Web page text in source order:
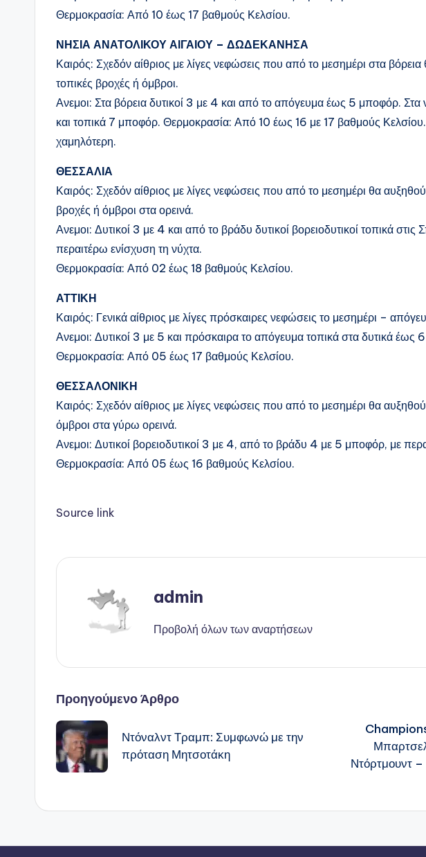
Θερμοκρασία: Από 10 έως 17 βαθμούς Κελσίου.
ΝΗΣΙΑ ΑΝΑΤΟΛΙΚΟΥ ΑΙΓΑΙΟΥ – ΔΩΔΕΚΑΝΗΣΑ
Καιρός: Σχεδόν αίθριος με λίγες νεφώσεις που από το μεσημέρι στα
τοπικές βροχές ή όμβροι.
Ανεμοι: Στα βόρεια δυτικοί 3 με 4 και από το απόγευμα έως 5 μποφόρ. Στα
και τοπικά 7 μποφόρ. Θερμοκρασία: Από 10 έως 16 με 17 βαθμούς
χαμηλότερη.
ΘΕΣΣΑΛΙΑ
Καιρός: Σχεδόν αίθριος με λίγες νεφώσεις που από το μεσημέρι θα
βροχές ή όμβροι στα ορεινά.
Ανεμοι: Δυτικοί 3 με 4 και από το βράδυ δυτικοί βορειοδυτικοί τοπικά
περαιτέρω ενίσχυση τη νύχτα.
Θερμοκρασία: Από 02 έως 18 βαθμούς Κελσίου.
ΑΤΤΙΚΗ
Καιρός: Γενικά αίθριος με λίγες πρόσκαιρες νεφώσεις το μεσημέρι –
Ανεμοι: Δυτικοί 3 με 5 και πρόσκαιρα το απόγευμα τοπικά στα δυτικά έως
Θερμοκρασία: Από 05 έως 17 βαθμούς Κελσίου.
ΘΕΣΣΑΛΟΝΙΚΗ
Καιρός: Σχεδόν αίθριος με λίγες νεφώσεις που από το μεσημέρι θα
όμβροι στα γύρω ορεινά.
Ανεμοι: Δυτικοί βορειοδυτικοί 3 με 4, από το βράδυ 4 με 5 μποφόρ, με
Θερμοκρασία: Από 05 έως 16 βαθμούς Κελσίου.
Source link
admin
Προβολή όλων των αναρτήσεων
Πλοήγηση
δημοσιεύσεων
Προηγούμενο Άρθρο
Ντόναλντ Τραμπ: Συμφωνώ με την
πρόταση Μητσοτάκη
Ντόρτμουντ –